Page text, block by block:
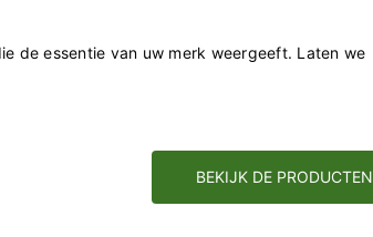
de essentie van uw merk weergeeft. Laten we
BEKIJK DE PRODUCTEN